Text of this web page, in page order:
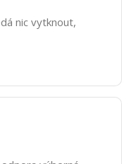
nic vytknout,